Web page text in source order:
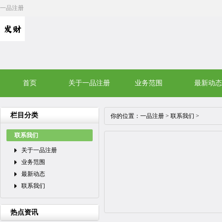
一品注册
首页 关于一品注册 业务范围 最新动态
栏目分类
联系我们
关于一品注册
业务范围
最新动态
联系我们
热点资讯
你的位置： 一品注册 > 联系我们 >